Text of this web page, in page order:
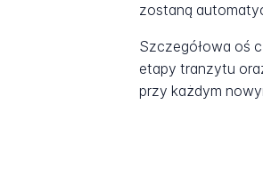
zostaną
Szczegółowa oś
etapy tranzytu
przy każdym